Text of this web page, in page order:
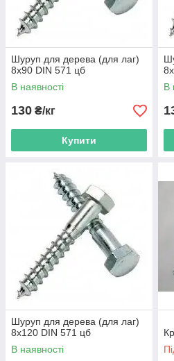
Шуруп для дерева (для лаг)
8х90 DIN 571 цб
В наявності
130 ₴/кг
Купити
В
Шуруп для дерева (для лаг)
8х120 DIN 571 цб
В наявності